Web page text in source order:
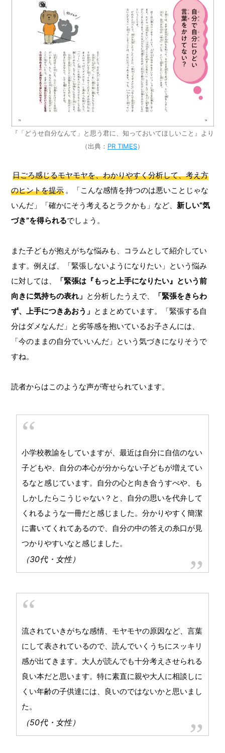
『「どうせ自分なんて」と思う君に、知っておいてほしいこと』より
（出典： PR TIMES）
日ごろ感じるモヤモヤを、わかりやすく分析して、考え方
のヒントを提示 。「こんな感情を持つのは悪いことじゃな
いんだ」「確かにそう考えるとラクかも」など、新しい“気
づき”を得られるでしょう。
また子どもが抱えがちな悩みも、コラムとして紹介してい
ます。例えば、「緊張しないようになりたい」という悩み
に対しては、
「緊張は『もっと上手になりたい』という前
向きに気持ちの表れ」 と分析したうえで、
「緊張をきらわ
ず、上手につきあおう」 とまとめています。「緊張する自
分はダメなんだ」と劣等感を抱いているお子さんには、
「今のままの自分でいいんだ」という気づきになりそうで
すね。
読者からはこのような声が寄せられています。
小学校教諭をしていますが、最近は自分に自信のない
子どもや、自分の本心が分からない子どもが増えてい
るなと感じています。自分の心と向き合うすべや、も
しかしたらこうじゃない？と、自分の思いを代弁して
くれるような一冊だと感じました。分かりやすく簡潔
に書いてくれてあるので、自分の中の答えの糸口が見
つかりやすいなと感じました。
（30代・女性）
流されていきがちな感情、モヤモヤの原因など、言葉
にして表されているので、読んでいくうちにスッキリ
感が出てきます。大人が読んでも十分考えさせられる
良い本だと思います。特に素直に親や大人に相談しに
くい年齢の子供達には、良いのではないかと思いまし
た。
（50代・女性）